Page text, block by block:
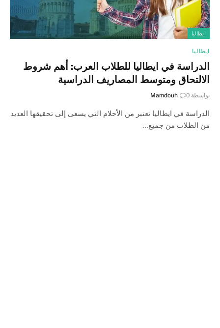
ايطاليا
ايطاليا
الدراسة في ايطاليا للطلاب العرب: أهم شروط
الالتحاق ومتوسط المصاريف الدراسية
بواسطة Mamdouh 0
الدراسة في ايطاليا تعتبر من الأحلام التي يسعى إلى تحقيقها العديد
من الطلاب من جميع…